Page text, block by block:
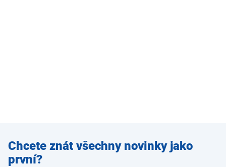
Zadejte
e-mail
Chcete znát všechny novinky jako
první?